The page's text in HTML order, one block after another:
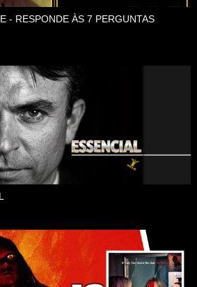
- RESPONDE ÀS 7 PERGUNTAS